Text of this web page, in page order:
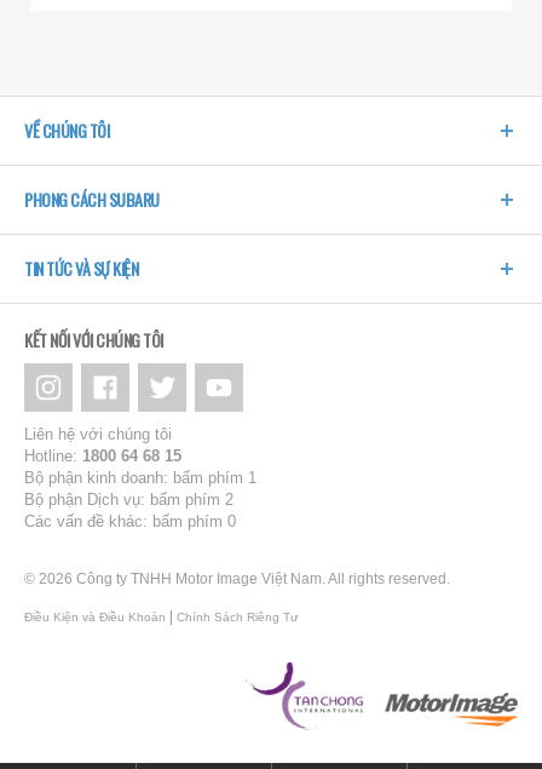
VỀ CHÚNG TÔI
PHONG CÁCH SUBARU
TIN TỨC VÀ SỰ KIỆN
KẾT NỐI VỚI CHÚNG TÔI
Liên hệ với chúng tôi
Hotline: 1800 64 68 15
Bộ phận kinh doanh: bấm phím 1
Bộ phận Dịch vụ: bấm phím 2
Các vấn đề khác: bấm phím 0
© 2026 Công ty TNHH Motor Image Việt Nam. All rights reserved.
Điều Kiện và Điều Khoản Chính Sách Riêng Tư